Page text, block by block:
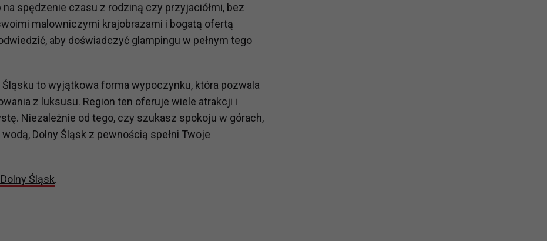
spędzenie czasu z rodziną czy przyjaciółmi, bez
malowniczymi krajobrazami i bogatą ofertą
aby doświadczyć glampingu w pełnym tego
to wyjątkowa forma wypoczynku, która pozwala
z luksusu. Region ten oferuje wiele atrakcji i
Niezależnie od tego, czy szukasz spokoju w górach,
Dolny Śląsk z pewnością spełni Twoje
Śląsk.
Twoje dane możemy przekazywać podmiotom przetwarzającym je na nasze zlecenie,
podwykonawcom naszych usług oraz podmiotom uprawnionym do uzyskania danych na podstawie
lub organy ścigania – oczywiście tylko gdy wystąpią z żądaniem w oparciu o stosowną podstawę
do Twoich danych?
żądania dostępu do danych, sprostowania, usunięcia lub ograniczenia ich przetwarzania. Możesz
danych osobowych, zgłosić sprzeciw oraz skorzystać z innych praw wymienionych
Twoich danych?